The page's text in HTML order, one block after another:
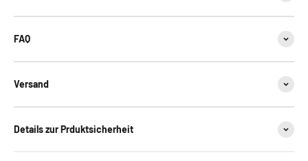
FAQ
Versand
Details zur Prduktsicherheit